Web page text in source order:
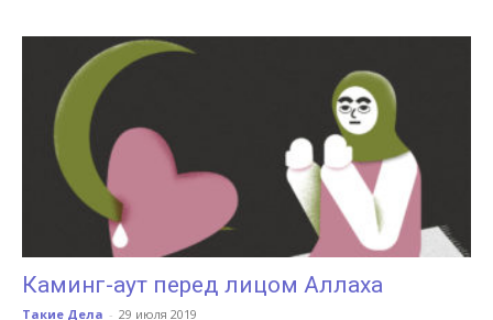
Каминг-аут перед лицом Аллаха
Такие Дела - 29 июля 2019